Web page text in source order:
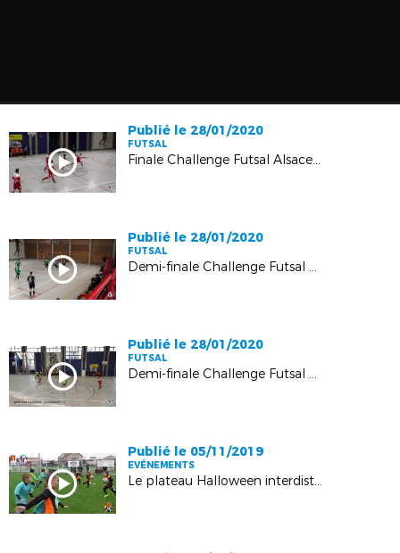
Publié le 28/01/2020
FUTSAL
Finale Challenge Futsal Alsace : AS Ribeauvillé - EF Rouffach : 6-7
Publié le 28/01/2020
FUTSAL
Demi-finale Challenge Futsal Alsace : Espérance Futsal Rouffach – AJF Hautepierre : 6-6 (4tab3)
Publié le 28/01/2020
FUTSAL
Demi-finale Challenge Futsal Alsace : FC Rosheim - AS Ribeauvillé : 1-4
Publié le 05/11/2019
EVÉNEMENTS
Le plateau Halloween interdistricts de Sarralbe en images !